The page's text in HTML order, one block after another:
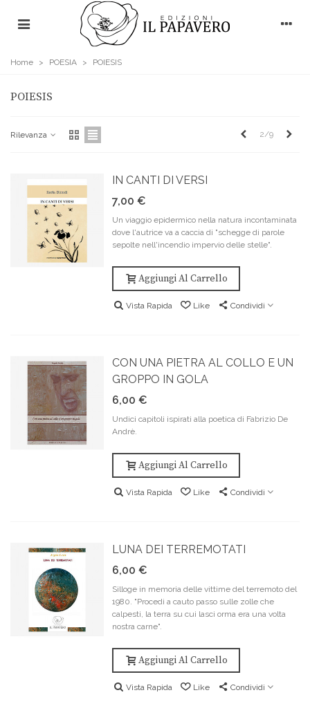
Home > POESIA > POIESIS
POIESIS
Rilevanza Precedente
2/9
IN CANTI DI VERSI
7,00 €
Un viaggio epidermico nella natura incontaminata
dove l'autrice va a caccia di "schegge di parole
sepolte nell'incendio impervio delle stelle".
Aggiungi Al Carrello
Vista Rapida Like Condividi
CON UNA PIETRA AL COLLO E UN
GROPPO IN GOLA
6,00 €
Undici capitoli ispirati alla poetica di Fabrizio De
Andrè.
Aggiungi Al Carrello
Vista Rapida Like Condividi
LUNA DEI TERREMOTATI
6,00 €
Silloge in memoria delle vittime del terremoto del
1980. "Procedi a cauto passo sulle zolle che
calpesti, la terra su cui lasci orma era una volta
nostra carne".
Aggiungi Al Carrello
Vista Rapida Like Condividi